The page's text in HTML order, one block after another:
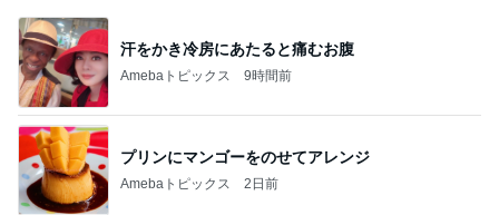
汗をかき冷房にあたると痛むお腹
Amebaトピックス 9時間前
プリンにマンゴーをのせてアレンジ
Amebaトピックス 2日前